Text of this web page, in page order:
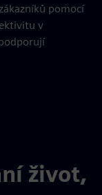
pomocí
v
život,